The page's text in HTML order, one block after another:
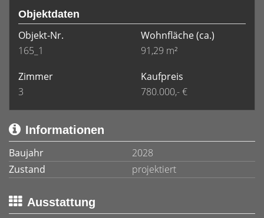
Objektdaten
Objekt-Nr.
165_1
Wohnfläche(ca.)
91,29 m²
Zimmer
3
Kaufpreis
780.000,- €
Informationen
Baujahr
2028
Zustand
projektiert
Ausstattung